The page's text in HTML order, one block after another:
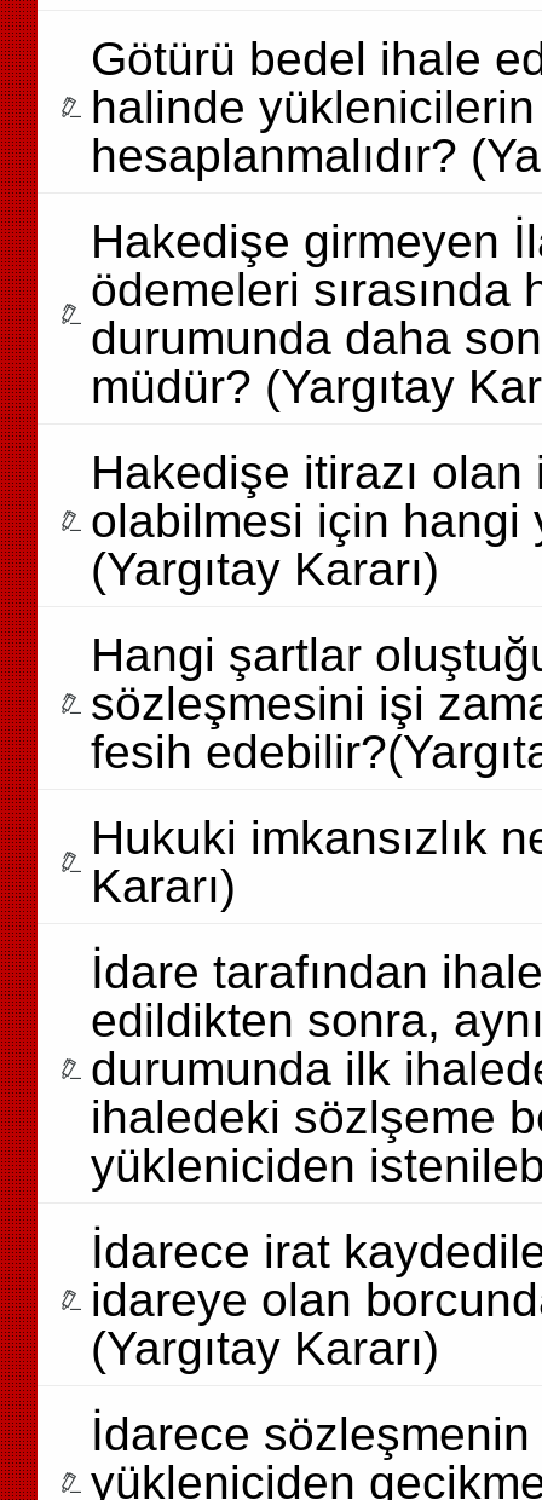
Götürü bedel ihale
halinde
hesaplanmalıdır?
Hakedişe girmeyen
ödemeleri sırasında
durumunda daha
müdür? (Yargıtay
Hakedişe itirazı olan
olabilmesi için hangi
(Yargıtay Kararı)
Hangi şartlar
sözleşmesini işi
fesih
Hukuki imkansızlık
Kararı)
İdare tarafından
edildikten sonra,
durumunda ilk
ihaledeki sözlşeme
yükleniciden
İdarece irat
idareye olan
(Yargıtay Kararı)
İdarece
yükleniciden